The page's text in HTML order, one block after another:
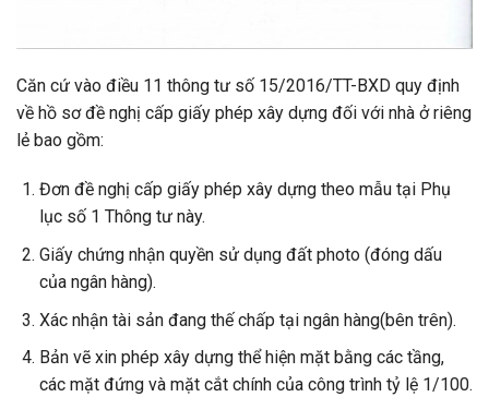
Căn cứ vào điều 11 thông tư số 15/2016/TT-BXD quy định
về hồ sơ đề nghị cấp giấy phép xây dựng đối với nhà ở riêng
lẻ bao gồm:
Đơn đề nghị cấp giấy phép xây dựng theo mẫu tại Phụ
lục số 1 Thông tư này.
Giấy chứng nhận quyền sử dụng đất photo (đóng dấu
của ngân hàng).
Xác nhận tài sản đang thế chấp tại ngân hàng(bên trên).
Bản vẽ xin phép xây dựng thể hiện mặt bằng các tầng,
các mặt đứng và mặt cắt chính của công trình tỷ lệ 1/100.